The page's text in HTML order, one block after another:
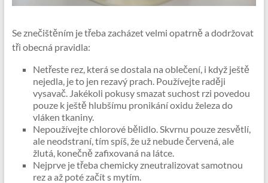
Se znečištěním je třeba zacházet velmi opatrně a dodržovat
tři obecná pravidla:
Netřeste rez, která se dostala na oblečení, i když ještě
nejedla, je to jen rezavý prach. Používejte raději
vysavač. Jakékoli pokusy smazat suchost rzi povedou
pouze k ještě hlubšímu pronikání oxidu železa do
vláken tkaniny.
Nepoužívejte chlorové bělidlo. Skvrnu pouze zesvětlí,
ale neodstraní, tím spíš, že už nebude červená, ale
žlutá, konečně zafixovaná na látce.
Nejprve je třeba chemicky zneutralizovat samotnou
rez a až poté začít s mytím.